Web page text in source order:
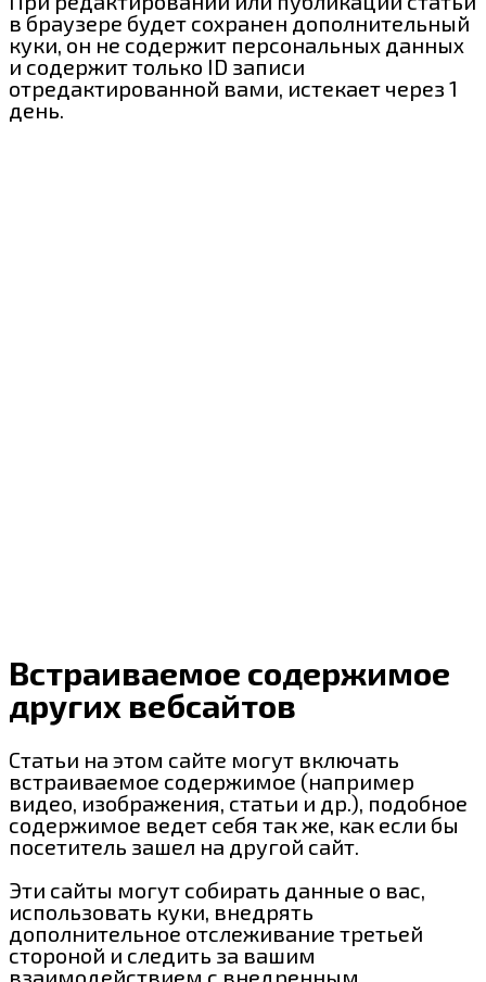
в браузере будет сохранен дополнительный
куки, он не содержит персональных данных
и содержит только ID записи
отредактированной вами, истекает через 1
день.
Встраиваемое содержимое
других вебсайтов
Статьи на этом сайте могут включать
встраиваемое содержимое (например
видео, изображения, статьи и др.), подобное
содержимое ведет себя так же, как если бы
посетитель зашел на другой сайт.
Эти сайты могут собирать данные о вас,
использовать куки, внедрять
дополнительное отслеживание третьей
стороной и следить за вашим
взаимодействием с внедренным